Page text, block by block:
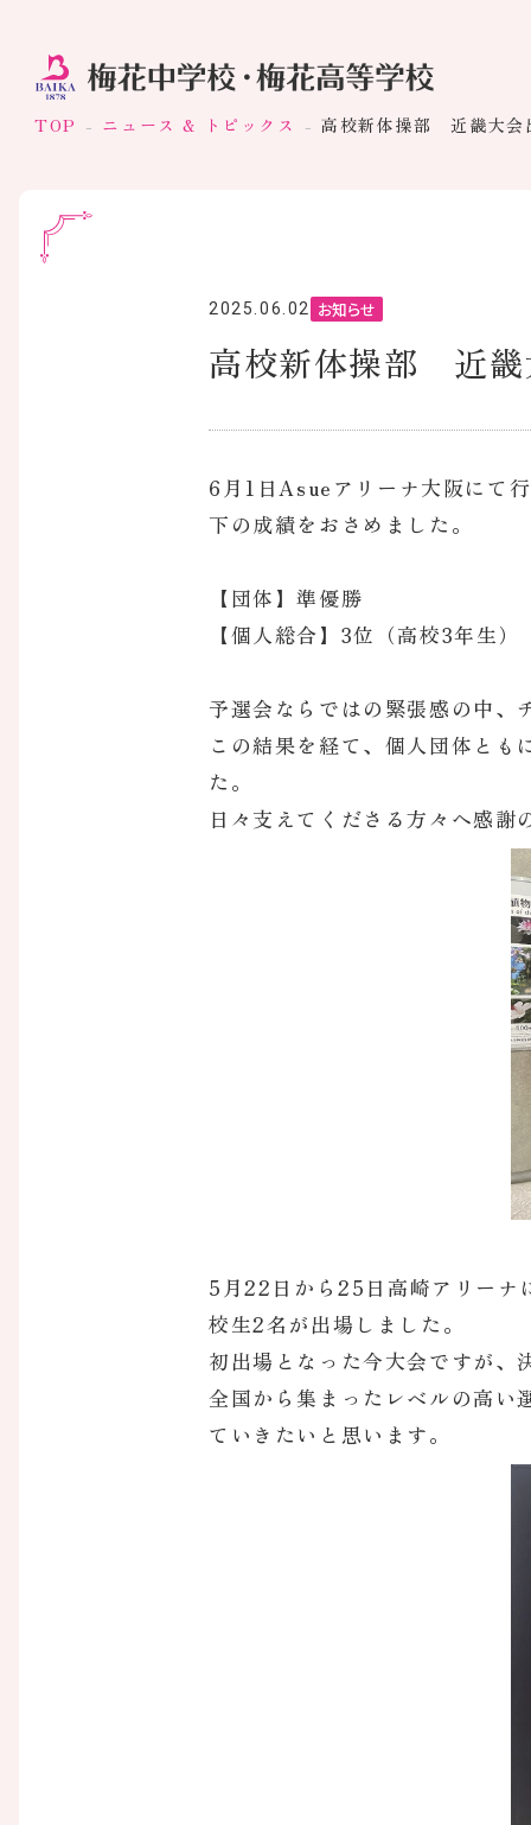
TOP ニュース & トピックス 高校新体操部 近畿大会
2025.06.02 お知らせ
高校新体操部 近畿
6月1日Asueアリーナ大阪にて
下の成績をおさめました。
【団体】準優勝
【個人総合】3位（高校3年生）
予選会ならではの緊張感の中、
この結果を経て、個人団体と
た。
日々支えてくださる方々へ感
5月22日から25日高崎アリー
校生2名が出場しました。
初出場となった今大会ですが、
全国から集まったレベルの高い
ていきたいと思います。